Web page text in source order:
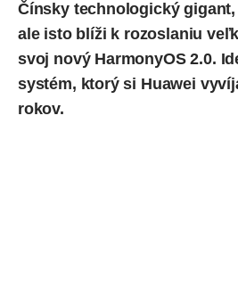
Čínsky technologický
ale isto blíži k rozoslaniu
svoj nový HarmonyOS 2.0.
systém, ktorý si Huawei
rokov.